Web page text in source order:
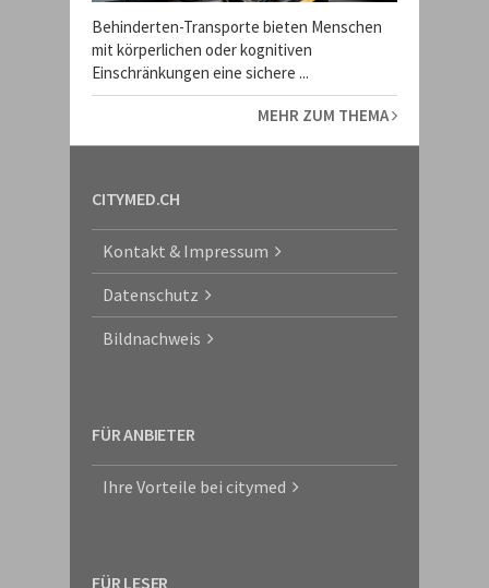
Behinderten-Transporte bieten Menschen
mit körperlichen oder kognitiven
Einschränkungen eine sichere ...
MEHR ZUM THEMA
CITYMED.CH
Kontakt & Impressum
Datenschutz
Bildnachweis
FÜR ANBIETER
Ihre Vorteile bei citymed
FÜR LESER